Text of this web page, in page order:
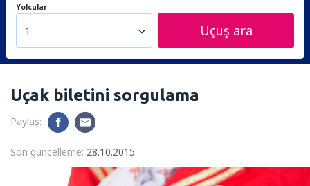
Yolcular
1 Uçuş ara
Uçak biletini sorgulama
Paylaş:
Son güncelleme: 28.10.2015